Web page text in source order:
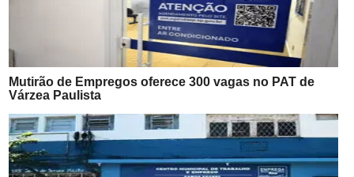
Mutirão de Empregos oferece 300 vagas no PAT de
Várzea Paulista